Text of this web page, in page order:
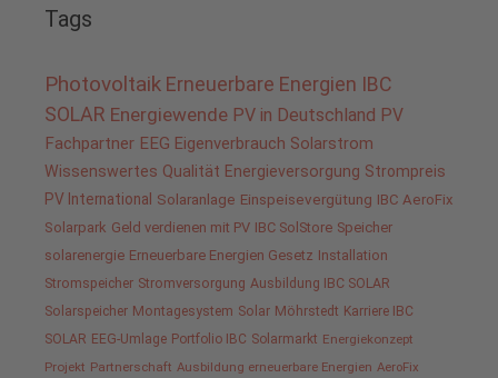
Tags
Photovoltaik Erneuerbare Energien IBC
SOLAR Energiewende PV in Deutschland PV
Fachpartner EEG Eigenverbrauch Solarstrom
Wissenswertes Qualität Energieversorgung Strompreis
PV International Solaranlage Einspeisevergütung IBC AeroFix
Solarpark Geld verdienen mit PV IBC SolStore Speicher
solarenergie Erneuerbare Energien Gesetz Installation
Stromspeicher Stromversorgung Ausbildung IBC SOLAR
Solarspeicher Montagesystem Solar Möhrstedt Karriere IBC
SOLAR EEG-Umlage Portfolio IBC Solarmarkt Energiekonzept
Projekt Partnerschaft Ausbildung erneuerbare Energien AeroFix